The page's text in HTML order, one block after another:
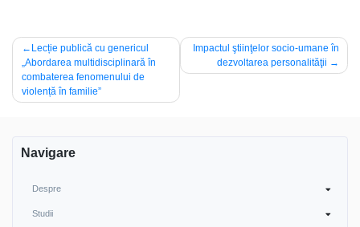
Post
navigation
Lecție publică cu genericul
„Abordarea multidisciplinară în
combaterea fenomenului de
violență în familie”
Impactul ştiinţelor socio-umane în
dezvoltarea personalităţii
Navigare
Despre
Studii